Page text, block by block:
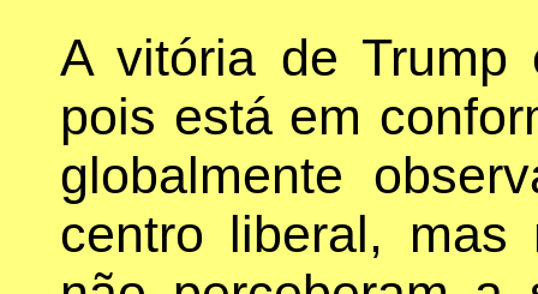
A vitória de Trump
pois está em
globalmente
centro liberal, mas